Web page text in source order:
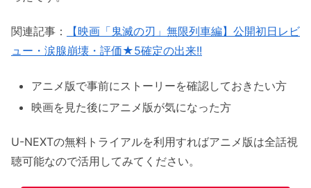
関連記事：
【映画「鬼滅の刃」無限列車編】公開初日レビ
ュー・涙腺崩壊・評価★5確定の出来!!
アニメ版で事前にストーリーを確認しておきたい方
映画を見た後にアニメ版が気になった方
U-NEXTの無料トライアルを利用すればアニメ版は全話視
聴可能なので活用してみてください。